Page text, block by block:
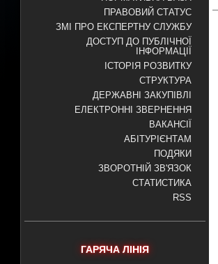
ПРАВОВИЙ СТАТУС
ЗМІ ПРО ЕКСПЕРТНУ СЛУЖБУ
ДОСТУП ДО ПУБЛІЧНОЇ
ІНФОРМАЦІЇ
ІСТОРІЯ РОЗВИТКУ
СТРУКТУРА
ДЕРЖАВНІ ЗАКУПІВЛІ
ЕЛЕКТРОННІ ЗВЕРНЕННЯ
ВАКАНСІЇ
АБІТУРІЄНТАМ
ПОДЯКИ
ЗВОРОТНІЙ ЗВ'ЯЗОК
СТАТИСТИКА
RSS
ГАРЯЧА ЛІНІЯ